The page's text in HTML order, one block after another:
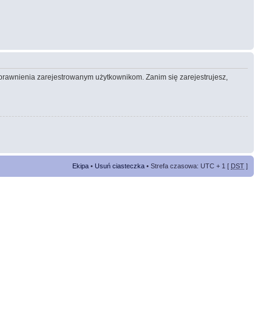
zarejestrowanym użytkownikom. Zanim się zarejestrujesz,
Ekipa • Usuń ciasteczka • Strefa czasowa: UTC + 1 [ DST ]